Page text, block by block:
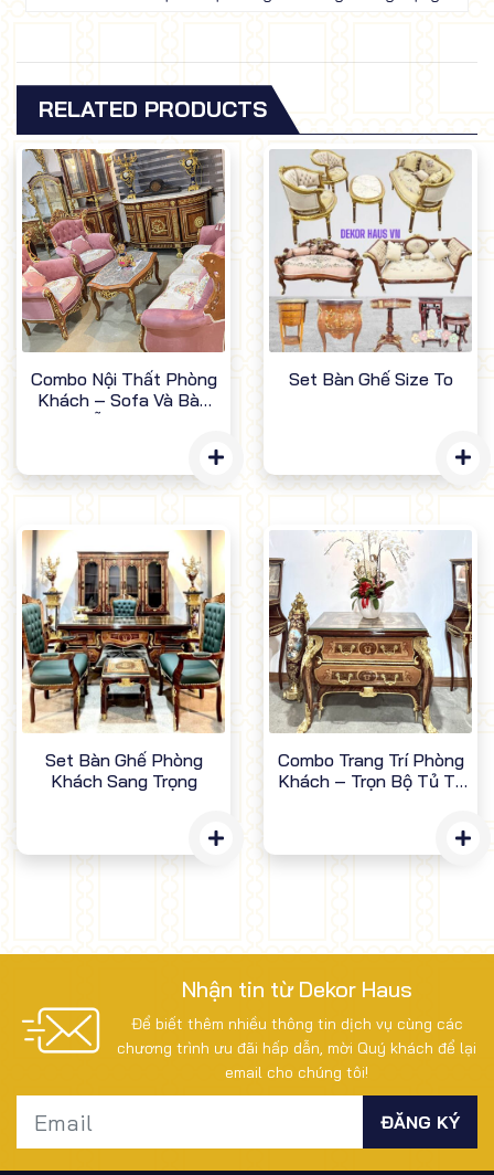
RELATED PRODUCTS
Combo Nội Thất Phòng
Khách – Sofa Và Bàn
Trà Gỗ Sang Trọng
Set Bàn Ghế Size To
Set Bàn Ghế Phòng
Khách Sang Trọng
Combo Trang Trí Phòng
Khách – Trọn Bộ Tủ To
Nhận tin từ Dekor Haus
Để biết thêm nhiều thông tin dịch vụ cùng các
chương trình ưu đãi hấp dẫn, mời Quý khách để lại
email cho chúng tôi!